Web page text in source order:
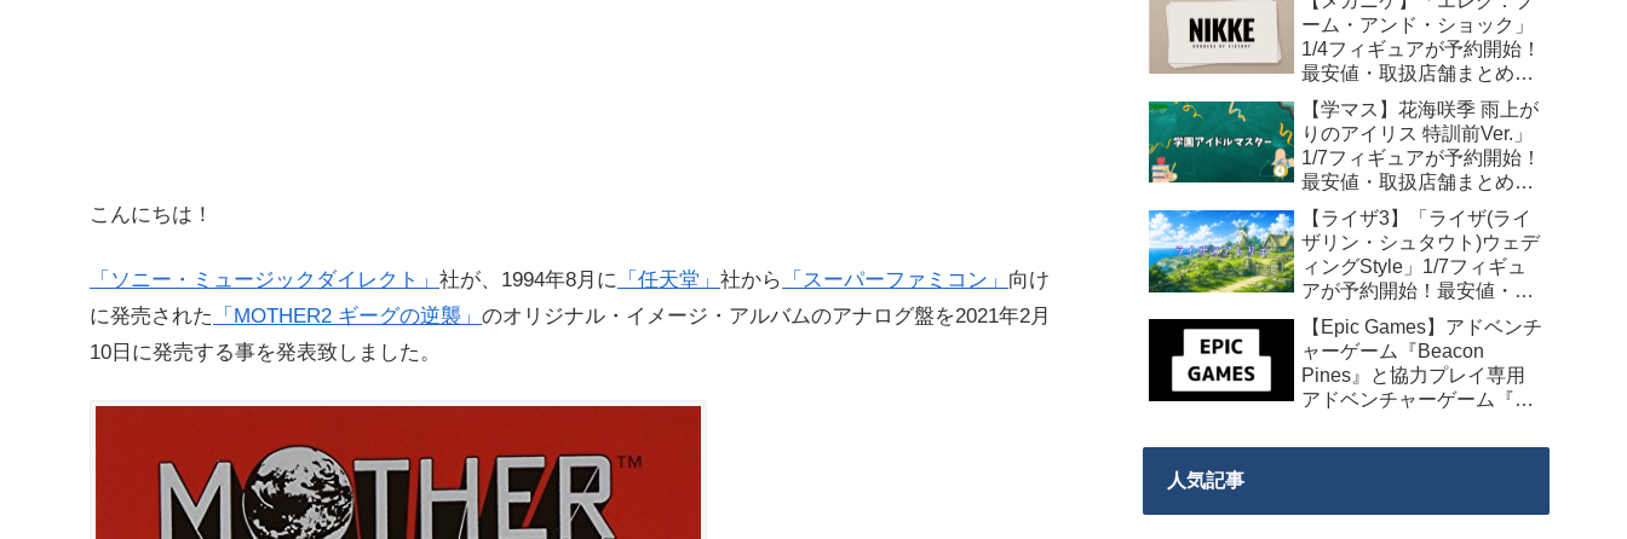
こんにちは！
「ソニー・ミュージックダイレクト」 社が、1994年8月に 「任天堂」 社から 「スーパーファミコン」 向け
に発売された
「MOTHER2 ギーグの逆襲」 のオリジナル・イメージ・アルバムのアナログ盤を2021年2月
10日に発売する事を発表致しました。
ーム・アンド・ショック」
1/4フィギュアが予約開始！
最安値・取扱店舗まとめ
【2027年10月発売】
【学マス】花海咲季 雨上が
りのアイリス 特訓前Ver.」
1/7フィギュアが予約開始！
最安値・取扱店舗まとめ
【2027年4月発売】
【ライザ3】「ライザ(ライ
ザリン・シュタウト)ウェデ
ィングStyle」1/7フィギュ
アが予約開始！最安値・取
扱店舗まとめ【2027年4月
発売】
【Epic Games】アドベンチ
ャーゲーム『Beacon
Pines』と協力プレイ専用
アドベンチャーゲーム『We
料配布が来週2026年8月14
人気記事